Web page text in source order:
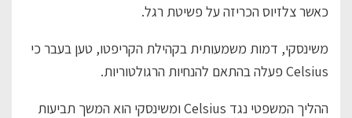
כאשר צלזיוס הכריזה על פשיטת רגל.
משינסקי, דמות משמעותית בקהילת הקריפטו, טען בעבר כי
Celsius פעלה בהתאם להנחיות הרגולטוריות.
ההליך המשפטי נגד Celsius ומשינסקי הוא המשך תביעות